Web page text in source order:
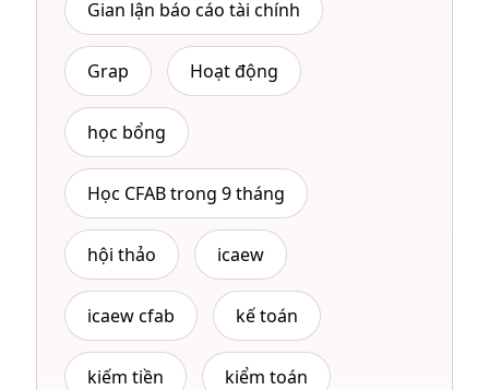
Gian lận báo cáo tài chính
Grap Hoạt động
học bổng
Học CFAB trong 9 tháng
hội thảo icaew
icaew cfab kế toán
kiếm tiền kiểm toán